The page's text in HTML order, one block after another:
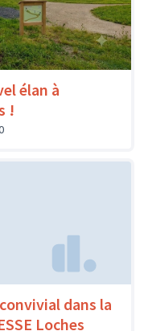
élan à
!
dans la
Loches